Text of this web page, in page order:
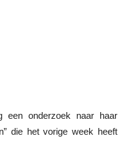
een onderzoek naar haar
die het vorige week heeft